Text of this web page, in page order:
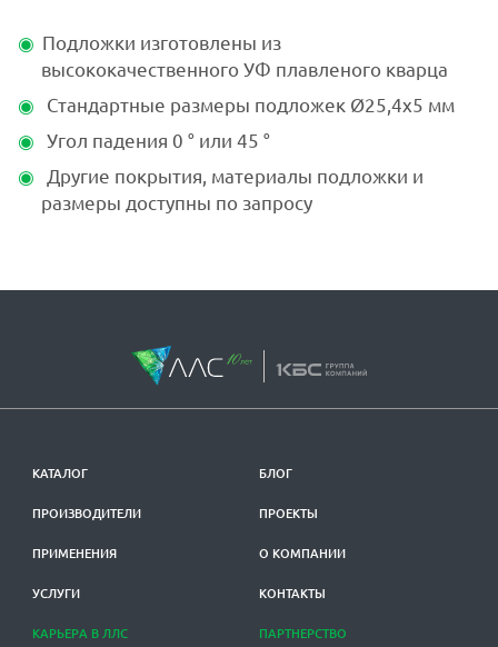
Подложки изготовлены из
высококачественного УФ плавленого кварца
Стандартные размеры подложек Ø25,4x5 мм
Угол падения 0 ° или 45 °
Другие покрытия, материалы подложки и
размеры доступны по запросу
КАТАЛОГ
ПРОИЗВОДИТЕЛИ
ПРИМЕНЕНИЯ
УСЛУГИ
КАРЬЕРА В ЛЛС
БЛОГ
ПРОЕКТЫ
О КОМПАНИИ
КОНТАКТЫ
ПАРТНЕРСТВО